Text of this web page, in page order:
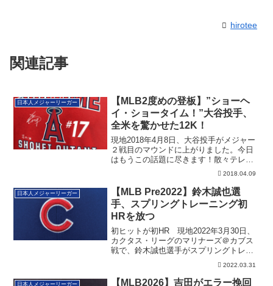
hirotee
関連記事
日本人メジャーリーガー
【MLB2度めの登板】”ショーヘ
イ・ショータイム！”大谷投手、
全米を驚かせた12K！
現地2018年4月8日、大谷投手がメジャー
２戦目のマウンドに上がりました。今日
はもうこの話題に尽きます！散々テレビ
2018.04.09
日本人メジャーリーガー
【MLB Pre2022】鈴木誠也選
手、スプリングトレーニング初
HRを放つ
初ヒットが初HR 現地2022年3月30日、
カクタス・リーグのマリナーズ＠カブス
戦で、鈴木誠也選手がスプリングトレー
2022.03.31
日本人メジャーリーガー
【MLB2026】吉田がエラー挽回